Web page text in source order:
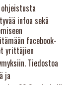
infoa sekä
facebook-
yrittäjien
Tiedostoa
ja